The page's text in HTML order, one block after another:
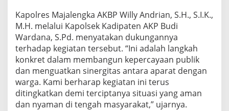
Kapolres Majalengka AKBP Willy Andrian, S.H., S.I.K.,
M.H. melalui Kapolsek Kadipaten AKP Budi
Wardana, S.Pd. menyatakan dukungannya
terhadap kegiatan tersebut. “Ini adalah langkah
konkret dalam membangun kepercayaan publik
dan menguatkan sinergitas antara aparat dengan
warga. Kami berharap kegiatan ini terus
ditingkatkan demi terciptanya situasi yang aman
dan nyaman di tengah masyarakat,” ujarnya.